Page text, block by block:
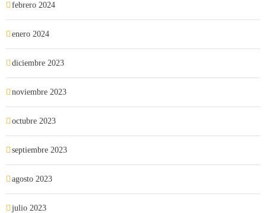
febrero 2024
enero 2024
diciembre 2023
noviembre 2023
octubre 2023
septiembre 2023
agosto 2023
julio 2023